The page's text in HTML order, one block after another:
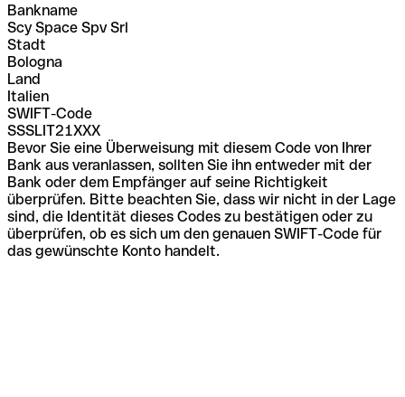
Bankname
Scy Space Spv Srl
Stadt
Bologna
Land
Italien
SWIFT-Code
SSSLIT21XXX
Bevor Sie eine Überweisung mit diesem Code von Ihrer
Bank aus veranlassen, sollten Sie ihn entweder mit der
Bank oder dem Empfänger auf seine Richtigkeit
überprüfen. Bitte beachten Sie, dass wir nicht in der Lage
sind, die Identität dieses Codes zu bestätigen oder zu
überprüfen, ob es sich um den genauen SWIFT-Code für
das gewünschte Konto handelt.